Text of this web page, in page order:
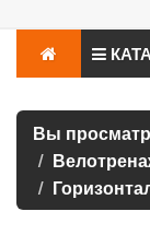
Вы